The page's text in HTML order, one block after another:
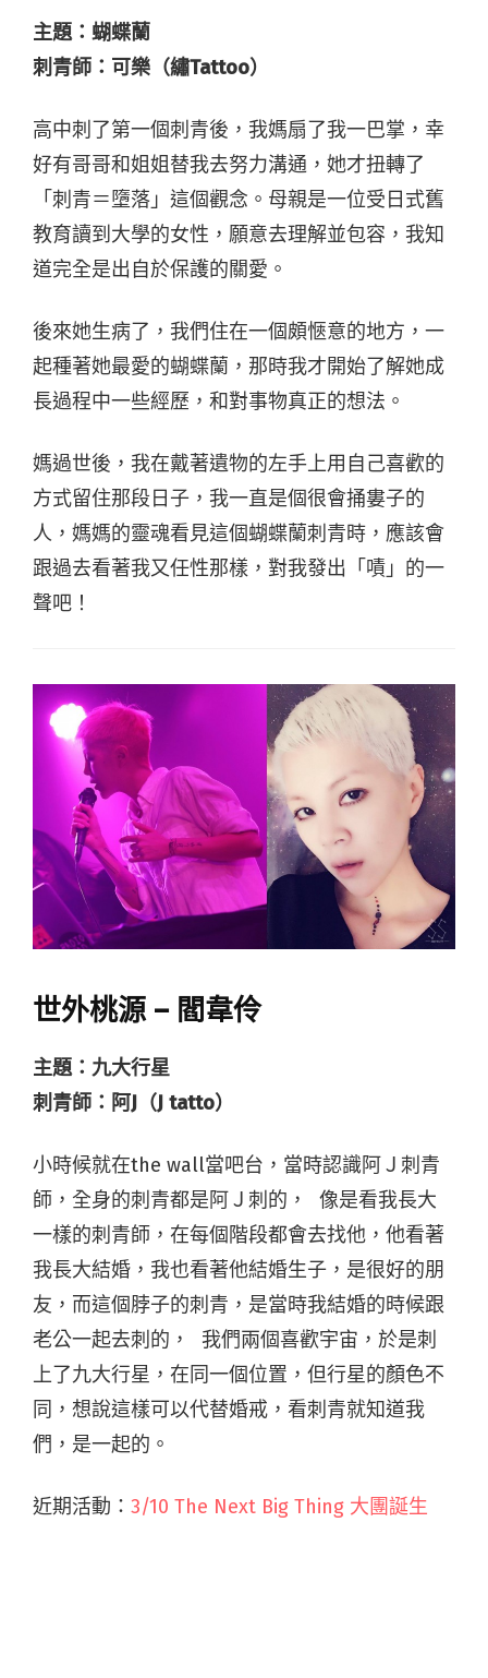
主題：蝴蝶蘭
刺青師：可樂（繡Tattoo）
高中刺了第一個刺青後，我媽扇了我一巴掌，幸
好有哥哥和姐姐替我去努力溝通，她才扭轉了
「刺青＝墮落」這個觀念。母親是一位受日式舊
教育讀到大學的女性，願意去理解並包容，我知
道完全是出自於保護的關愛。
後來她生病了，我們住在一個頗愜意的地方，一
起種著她最愛的蝴蝶蘭，那時我才開始了解她成
長過程中一些經歷，和對事物真正的想法。
媽過世後，我在戴著遺物的左手上用自己喜歡的
方式留住那段日子，我一直是個很會捅婁子的
人，媽媽的靈魂看見這個蝴蝶蘭刺青時，應該會
跟過去看著我又任性那樣，對我發出「嘖」的一
聲吧！
世外桃源 – 閻韋伶
主題：九大行星
刺青師：阿J（J tatto）
小時候就在the wall當吧台，當時認識阿Ｊ刺青
師，全身的刺青都是阿Ｊ刺的， 像是看我長大
一樣的刺青師，在每個階段都會去找他，他看著
我長大結婚，我也看著他結婚生子，是很好的朋
友，而這個脖子的刺青，是當時我結婚的時候跟
老公一起去刺的， 我們兩個喜歡宇宙，於是刺
上了九大行星，在同一個位置，但行星的顏色不
同，想說這樣可以代替婚戒，看刺青就知道我
們，是一起的。
近期活動： 3/10 The Next Big Thing 大團誕生